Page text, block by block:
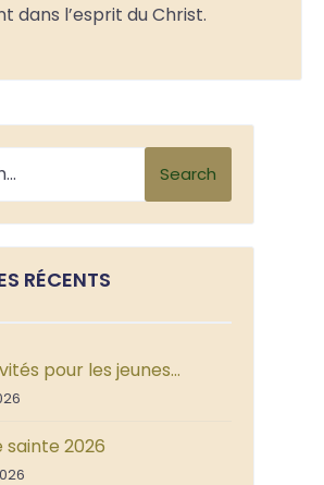
dans l’esprit du Christ.
Search
RÉCENTS
pour les jeunes…
sainte 2026